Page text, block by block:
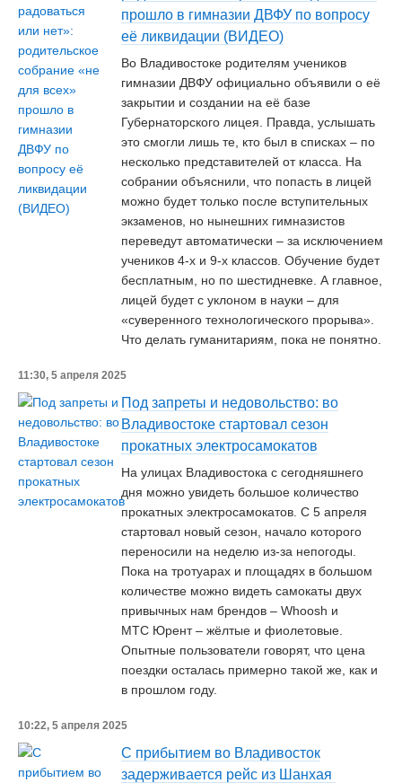
прошло в гимназии ДВФУ по вопросу
её ликвидации (ВИДЕО)
Во Владивостоке родителям учеников
гимназии ДВФУ официально объявили о её
закрытии и создании на её базе
Губернаторского лицея. Правда, услышать
это смогли лишь те, кто был в списках – по
несколько представителей от класса. На
собрании объяснили, что попасть в лицей
можно будет только после вступительных
экзаменов, но нынешних гимназистов
переведут автоматически – за исключением
учеников 4-х и 9-х классов. Обучение будет
бесплатным, но по шестидневке. А главное,
лицей будет с уклоном в науки – для
«суверенного технологического прорыва».
Что делать гуманитариям, пока не понятно.
11:30, 5 апреля 2025
Под запреты и недовольство: во
Владивостоке стартовал сезон
прокатных электросамокатов
На улицах Владивостока с сегодняшнего
дня можно увидеть большое количество
прокатных электросамокатов. С 5 апреля
стартовал новый сезон, начало которого
переносили на неделю из-за непогоды.
Пока на тротуарах и площадях в большом
количестве можно видеть самокаты двух
привычных нам брендов – Whoosh и
МТС Юрент – жёлтые и фиолетовые.
Опытные пользователи говорят, что цена
поездки осталась примерно такой же, как и
в прошлом году.
10:22, 5 апреля 2025
С прибытием во Владивосток
задерживается рейс из Шанхая